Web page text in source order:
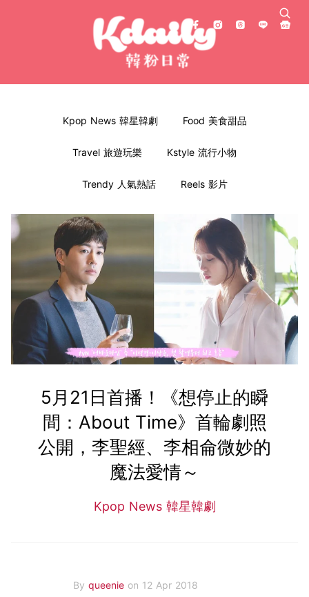
Kpop News 韓星韓劇 Food 美食甜品
Travel 旅遊玩樂 Kstyle 流行小物
Trendy 人氣熱話 Reels 影片
5月21日首播！《想停止的瞬
間：About Time》首輪劇照
公開，李聖經、李相侖微妙的
魔法愛情～
Kpop News 韓星韓劇
By queenie on 12 Apr 2018